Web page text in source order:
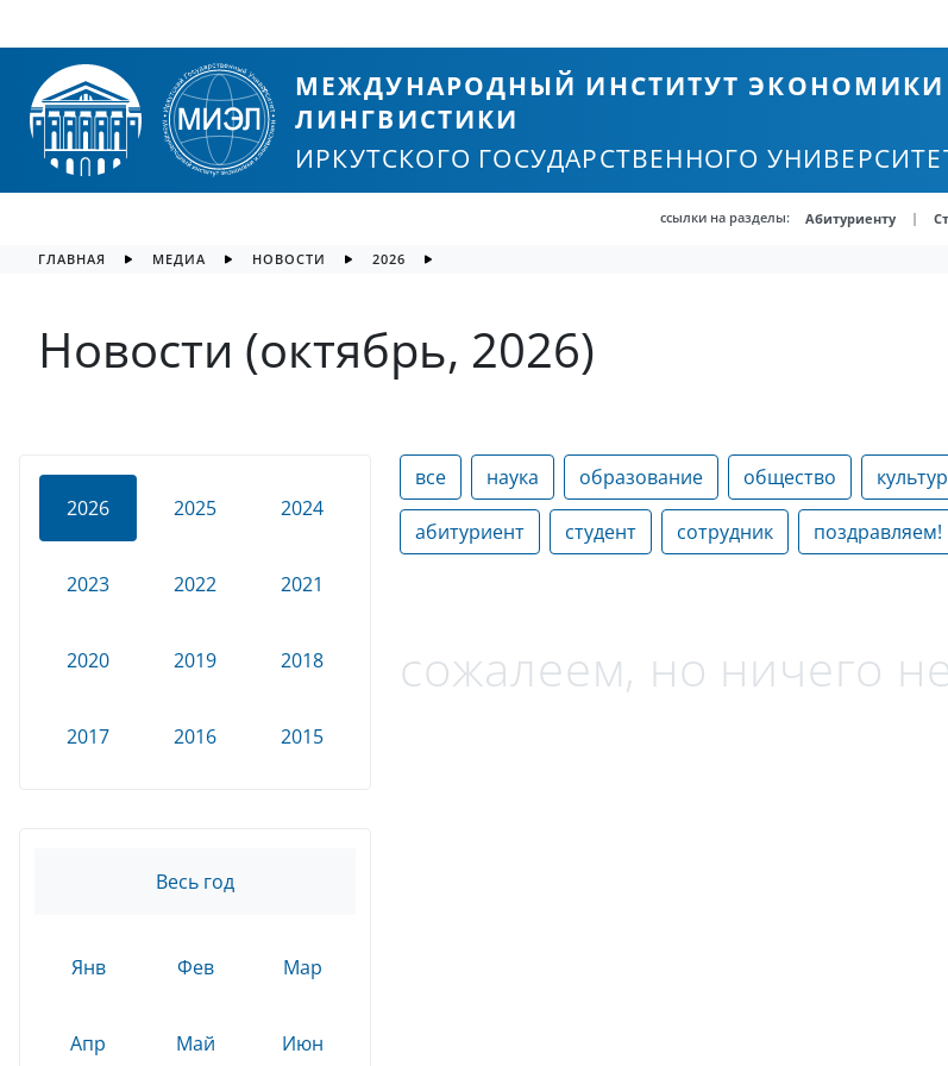
МЕЖДУНАРОДНЫЙ ИНСТИТУТ ЭКОНОМИКИ
ЛИНГВИСТИКИ
ИРКУТСКОГО ГОСУДАРСТВЕННОГО
ссылки на разделы: Абитуриенту |
ГЛАВНАЯ МЕДИА НОВОСТИ 2026
Новости (октябрь, 2026)
2026 2025 2024
2023 2022 2021
2020 2019 2018
2017 2016 2015
Весь год
Янв Фев Мар
Апр Май Июн
все наука образование общество
абитуриент студент сотрудник поздравляем!
сожалеем, но ничего